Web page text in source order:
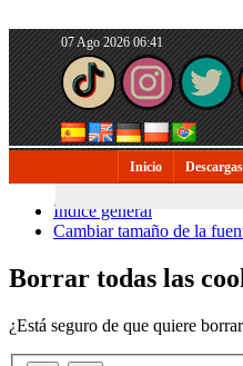
07 Ago 2026 06:41
Inicio Descargas
Índice general
Cambiar tamaño de la
Borrar todas las
¿Está seguro de que quiere